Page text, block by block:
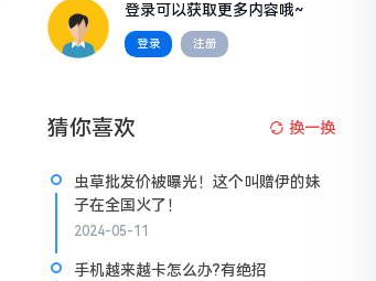
登录可以获取更多内容哦~
登录 注册
猜你喜欢 换一换
虫草批发价被曝光！这个叫赠伊的妹
子在全国火了！
2024-05-11
手机越来越卡怎么办?有绝招